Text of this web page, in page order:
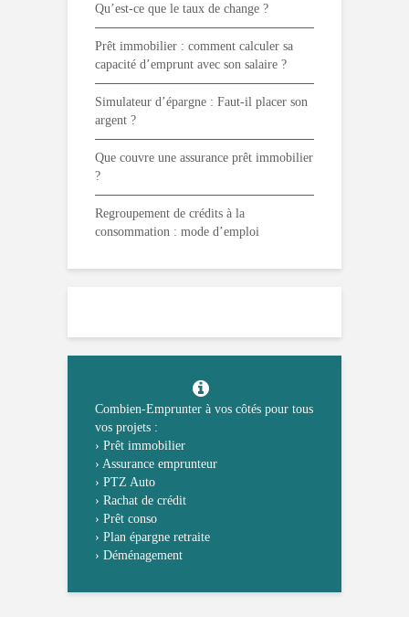
Qu’est-ce que le taux de change ?
Prêt immobilier : comment calculer sa
capacité d’emprunt avec son salaire ?
Simulateur d’épargne : Faut-il placer son
argent ?
Que couvre une assurance prêt immobilier
?
Regroupement de crédits à la
consommation : mode d’emploi
Combien-Emprunter à vos côtés pour tous
vos projets :
› Prêt immobilier
› Assurance emprunteur
› PTZ Auto
› Rachat de crédit
› Prêt conso
› Plan épargne retraite
› Déménagement